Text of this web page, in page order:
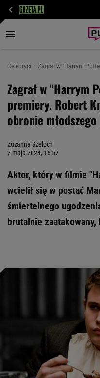
Celebryci Zagrał w "Harrym
Zagrał w "Harrym
premiery. Robert
obronie
Zuzanna Szeloch
2 maja 2024, 16:57
Aktor, który w filmie
wcielił się w postać
śmiertelnego
brutalnie